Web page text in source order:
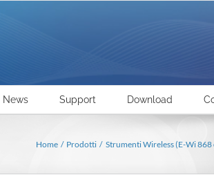
News Support Download
Home Prodotti Strumenti Wireless (E-Wi 868